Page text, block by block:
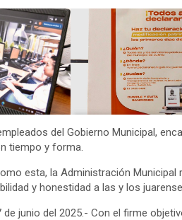
del Gobierno Municipal,
tiempo y forma.
la Administración Municipal
y honestidad a las y los
de junio del 2025.- Con el firme